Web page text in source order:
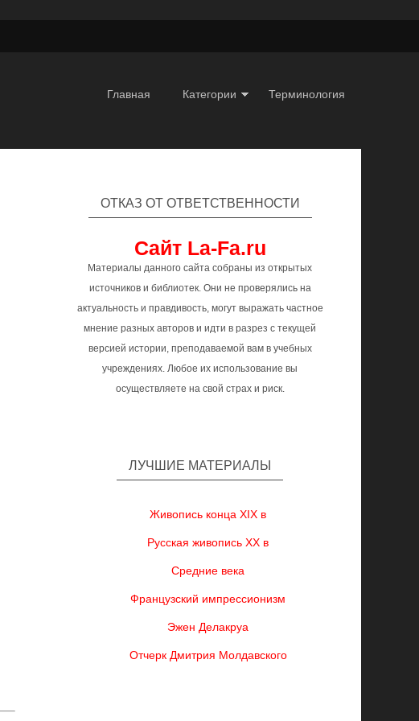
Главная Категории Терминология
ОТКАЗ ОТ ОТВЕТСТВЕННОСТИ
Сайт La-Fa.ru
Материалы данного сайта собраны из открытых
источников и библиотек. Они не проверялись на
актуальность и правдивость, могут выражать частное
мнение разных авторов и идти в разрез с текущей
версией истории, преподаваемой вам в учебных
учреждениях. Любое их использование вы
осуществляете на свой страх и риск.
ЛУЧШИЕ МАТЕРИАЛЫ
Живопись конца XIX в
Русская живопись XX в
Средние века
Французский импрессионизм
Эжен Делакруа
Отчерк Дмитрия Молдавского